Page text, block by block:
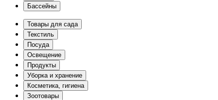
Бассейны
Товары для сада
Текстиль
Посуда
Освещение
Продукты
Уборка и хранение
Косметика, гигиена
Зоотовары